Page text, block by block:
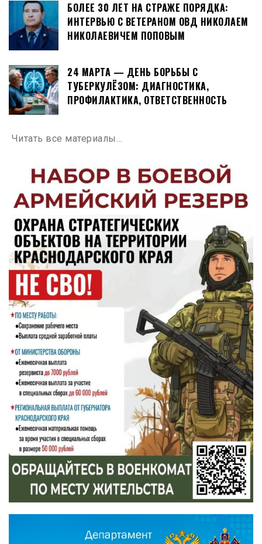
БОЛЕЕ 30 ЛЕТ НА СТРАЖЕ ПОРЯДКА:
ИНТЕРВЬЮ С ВЕТЕРАНОМ ОВД НИКОЛАЕМ
НИКОЛАЕВИЧЕМ ПОПОВЫМ
24 МАРТА — ДЕНЬ БОРЬБЫ С
ТУБЕРКУЛЁЗОМ: ДИАГНОСТИКА,
ПРОФИЛАКТИКА, ОТВЕТСТВЕННОСТЬ
Читать все материалы…